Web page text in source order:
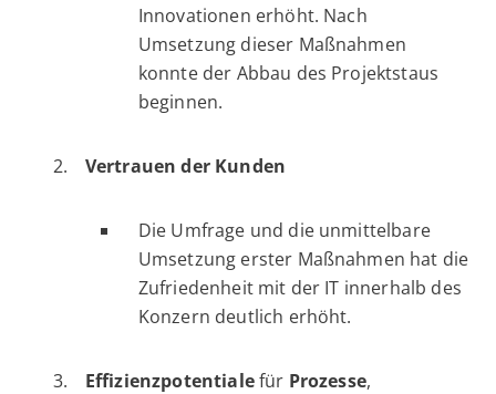
Innovationen erhöht. Nach
Umsetzung dieser Maßnahmen
konnte der Abbau des Projektstaus
beginnen.
Vertrauen der Kunden
Die Umfrage und die unmittelbare
Umsetzung erster Maßnahmen hat die
Zufriedenheit mit der IT innerhalb des
Konzern deutlich erhöht.
Effizienzpotentialefür Prozesse,